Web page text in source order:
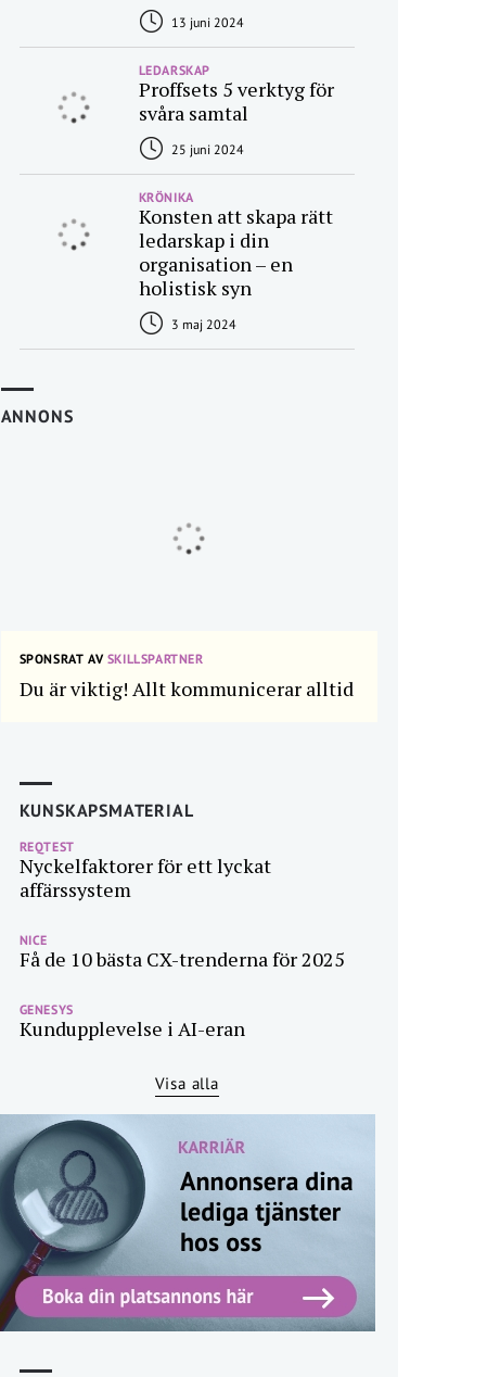
13 juni 2024
LEDARSKAP
Proffsets 5 verktyg för
svåra samtal
25 juni 2024
KRÖNIKA
Konsten att skapa rätt
ledarskap i din
organisation – en
holistisk syn
3 maj 2024
ANNONS
SPONSRAT AVSKILLSPARTNER
Du är viktig! Allt kommunicerar alltid
KUNSKAPSMATERIAL
REQTEST
Nyckelfaktorer för ett lyckat
affärssystem
NICE
Få de 10 bästa CX-trenderna för 2025
GENESYS
Kundupplevelse i AI-eran
Visa alla